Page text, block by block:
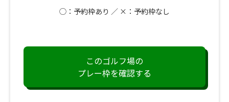
◯：予約枠あり ／ ×：予約枠なし
このゴルフ場の
プレー枠を確認する